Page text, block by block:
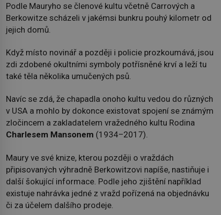
Podle Mauryho se členové kultu včetně Carrových a
Berkowitze scházeli v jakémsi bunkru pouhý kilometr od
jejich domů.
Když místo novinář a později i policie prozkoumává, jsou
zdi zdobené okultními symboly potřísněné krví a leží tu
také těla několika umučených psů.
Navíc se zdá, že chapadla onoho kultu vedou do různých
v USA a mohlo by dokonce existovat spojení se známým
zločincem a zakladatelem vražedného kultu Rodina
Charlesem Mansonem (1934–2017).
Maury ve své knize, kterou později o vraždách
připisovaných výhradně Berkowitzovi napíše, nastiňuje i
další šokující informace. Podle jeho zjištění například
existuje nahrávka jedné z vražd pořízená na objednávku
či za účelem dalšího prodeje.